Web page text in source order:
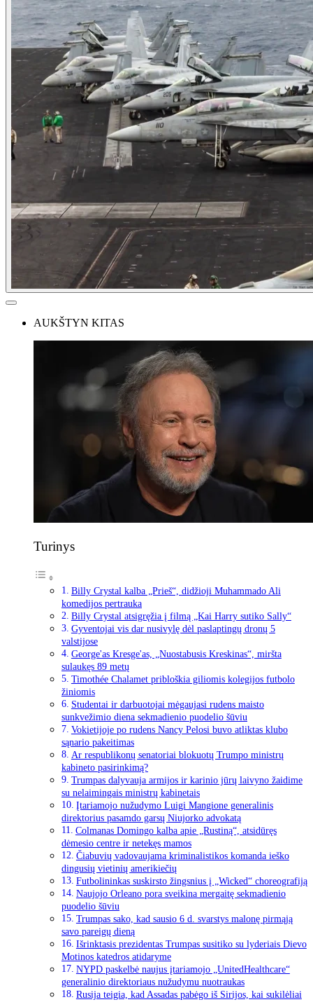
AUKŠTYN KITAS
Turinys
Billy Crystal kalba „Prieš“, didžioji Muhammado Ali
komedijos pertrauka
Billy Crystal atsigręžia į filmą „Kai Harry sutiko Sally“
Gyventojai vis dar nusivylę dėl paslaptingų dronų 5
valstijose
George'as Kresge'as, „Nuostabusis Kreskinas“, miršta
sulaukęs 89 metų
Timothée Chalamet pribloškia giliomis kolegijos futbolo
žiniomis
Studentai ir darbuotojai mėgaujasi rudens maisto
sunkvežimio diena sekmadienio puodelio šūviu
Vokietijoje po rudens Nancy Pelosi buvo atliktas klubo
sąnario pakeitimas
Ar respublikonų senatoriai blokuotų Trumpo ministrų
kabineto pasirinkimą?
Trumpas dalyvauja armijos ir karinio jūrų laivyno žaidime
su nelaimingais ministrų kabinetais
Įtariamojo nužudymo Luigi Mangione generalinis
direktorius pasamdo garsų Niujorko advokatą
Colmanas Domingo kalba apie „Rustiną“, atsidūręs
dėmesio centre ir netekęs mamos
Čiabuvių vadovaujama kriminalistikos komanda ieško
dingusių vietinių amerikiečių
Futbolininkas suskirsto žingsnius į „Wicked“ choreografiją
Naujojo Orleano pora sveikina mergaitę sekmadienio
puodelio šūviu
Trumpas sako, kad sausio 6 d. svarstys malonę pirmąją
savo pareigų dieną
Išrinktasis prezidentas Trumpas susitiko su lyderiais Dievo
Motinos katedros atidaryme
NYPD paskelbė naujus įtariamojo „UnitedHealthcare“
generalinio direktoriaus nužudymu nuotraukas
Rusija teigia, kad Assadas pabėgo iš Sirijos, kai sukilėliai